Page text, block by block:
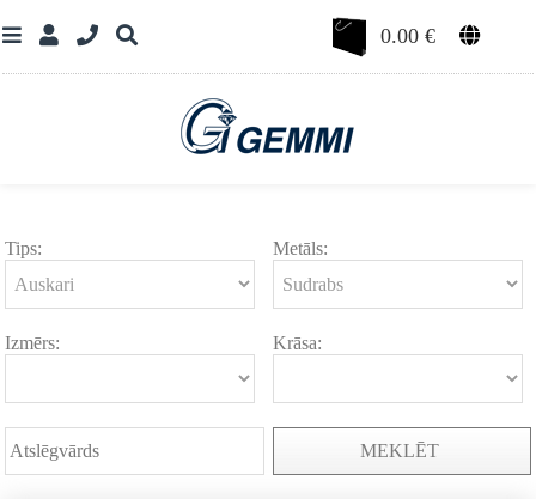
0.00€
Tips: Metāls:
Izmērs: Krāsa:
MEKLĒT